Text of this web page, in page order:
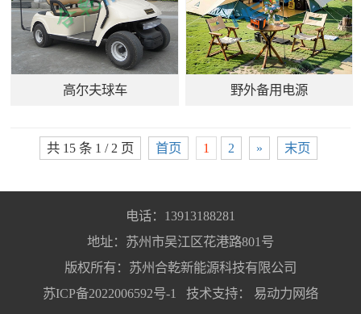
高尔夫球车 野外备用电源
共 15 条 1 / 2 页 首页 1 2 » 末页
电话：13913188281
地址：苏州市吴江区花港路801号
版权所有：苏州合乾新能源科技有限公司
苏ICP备2022006592号-1 技术支持： 易动力网络